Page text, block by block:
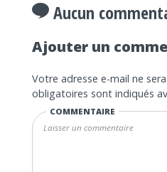
Aucun
Ajouter un
Votre adresse e-mail ne
obligatoires sont indiqués
COMMENTAIRE